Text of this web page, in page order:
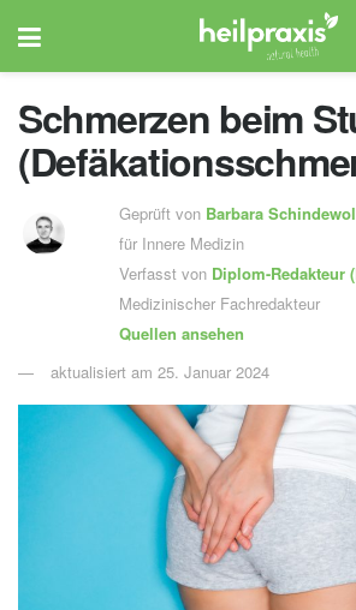
Schmerzen beim
Geprüft von Barbara
für Innere Medizin
Verfasst von Diplom-Redakteur
Medizinischer Fachredakteur
Quellen ansehen
aktualisiert am 25. Januar 2024